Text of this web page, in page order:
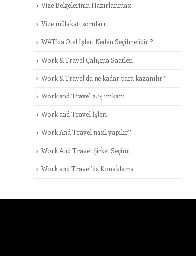
Vize Belgelerinin Hazırlanması
Vize mülakatı soruları
WAT’da Otel İşleri Neden Seçilmelidir ?
Work & Travel Çalışma Saatleri
Work & Travel’da ne kadar para kazanılır?
Work and Travel 2. iş imkanı
Work and Travel İşleri
Work And Travel nasıl yapılır?
Work And Travel Şirket Seçimi
Work and Travel’da Konaklama